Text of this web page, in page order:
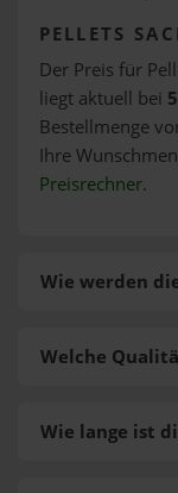
PELLETS
Der Preis für
liegt aktuell bei
Bestellmenge
Ihre
Preisrechner.
Wie werden
Welche
Wie lange ist